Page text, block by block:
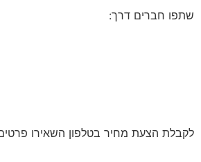
שתפו חברים דרך:
לקבלת הצעת מחיר בטלפון השאירו